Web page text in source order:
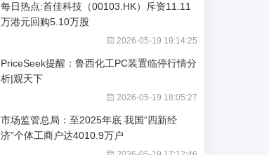
每日热点:首佳科技（00103.HK）斥资11.11
万港元回购5.10万股
2026-05-19 19:14:25
PriceSeek提醒：鲁西化工PC装置临停行情分
析|观天下
2026-05-19 18:05:27
市场监管总局：至2025年底 我国“四新经
济”个体工商户达4010.9万户